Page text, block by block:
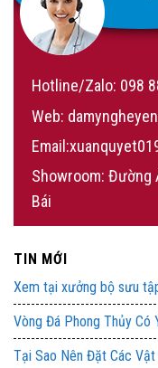
Hotline/Zalo: 098
Web:
Showroom: Đường
Bái
TIN MỚI
Xem tại xưởng bộ sưu
Vòng Đá Phong Thủy Có
Tại Sao Nên Đặt Các